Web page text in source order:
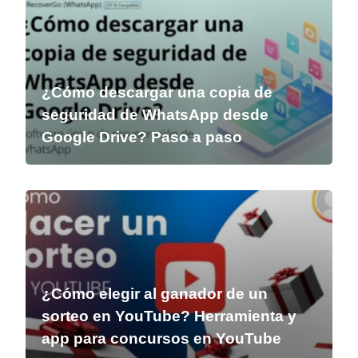
¿Cómo descargar una copia de
seguridad de WhatsApp desde
Google Drive? Paso a paso
¿Cómo elegir al ganador de un
sorteo en YouTube? Herramienta y
app para concursos en YouTube